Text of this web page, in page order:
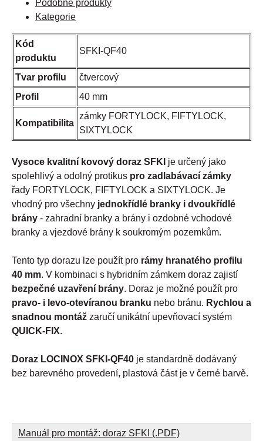
Podobné produkty
Kategorie
Kód
produktu
SFKI-QF40
Tvar profilu
čtvercový
Profil
40 mm
Kompatibilita
zámky FORTYLOCK, FIFTYLOCK,
SIXTYLOCK
Vysoce kvalitní kovový doraz SFKI je určený jako
spolehlivý a odolný protikus pro zadlabávací zámky
řady FORTYLOCK, FIFTYLOCK a SIXTYLOCK. Je
vhodný pro všechny jednokřídlé branky i dvoukřídlé
brány - zahradní branky a brány i ozdobné vchodové
branky a vjezdové brány k soukromým pozemkům.
Tento typ dorazu lze použít pro rámy hranatého profilu
40 mm. V kombinaci s hybridním zámkem doraz zajistí
bezpečné uzavření brány. Doraz je možné použít pro
pravo- i levo-otevíranou branku nebo bránu. Rychlou a
snadnou montáž zaručí unikátní upevňovací systém
QUICK-FIX.
Doraz LOCINOX SFKI-QF40 je standardně dodávaný
bez barevného provedení, plastová část je v černé barvě.
Manuál pro montáž: doraz SFKI (.PDF)